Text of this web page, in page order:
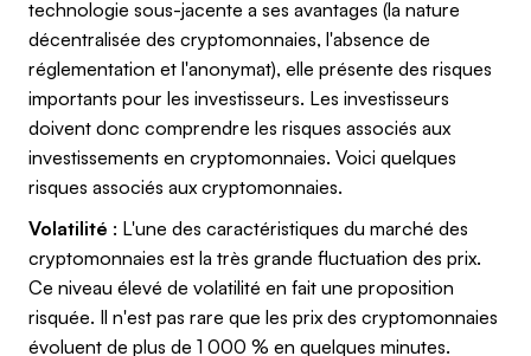
technologie sous-jacente a ses avantages (la nature
décentralisée des cryptomonnaies, l'absence de
réglementation et l'anonymat), elle présente des risques
importants pour les investisseurs. Les investisseurs
doivent donc comprendre les risques associés aux
investissements en cryptomonnaies. Voici quelques
risques associés aux cryptomonnaies.
Volatilité : L'une des caractéristiques du marché des
cryptomonnaies est la très grande fluctuation des prix.
Ce niveau élevé de volatilité en fait une proposition
risquée. Il n'est pas rare que les prix des cryptomonnaies
évoluent de plus de 1 000 % en quelques minutes.